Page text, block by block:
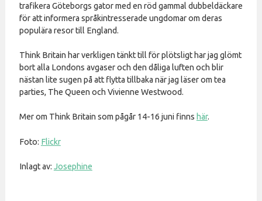
trafikera Göteborgs gator med en röd gammal dubbeldäckare
för att informera språkintresserade ungdomar om deras
populära resor till England.
Think Britain har verkligen tänkt till för plötsligt har jag glömt
bort alla Londons avgaser och den dåliga luften och blir
nästan lite sugen på att flytta tillbaka när jag läser om tea
parties, The Queen och Vivienne Westwood.
Mer om Think Britain som pågår 14-16 juni finns här.
Foto: Flickr
Inlagt av: Josephine